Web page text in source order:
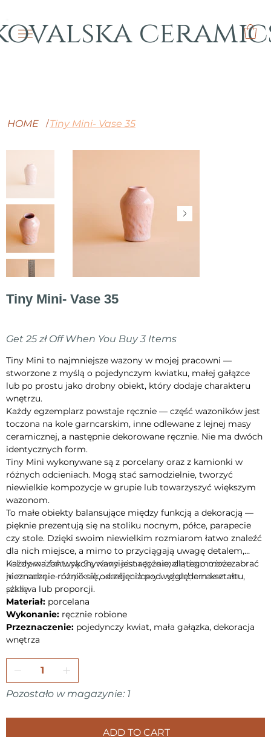
HOME /Tiny Mini- Vase 35
Tiny Mini- Vase 35
Get 25 zł Off When You Buy 3 Items
Tiny Mini to najmniejsze wazony w mojej pracowni —
stworzone z myślą o pojedynczym kwiatku, małej gałązce
lub po prostu jako drobny obiekt, który dodaje charakteru
wnętrzu.
Każdy egzemplarz powstaje ręcznie — część wazoników jest
toczona na kole garncarskim, inne odlewane z lejnej masy
ceramicznej, a następnie dekorowane ręcznie. Nie ma dwóch
identycznych form.
Tiny Mini wykonywane są z porcelany oraz z kamionki w
różnych odcieniach. Mogą stać samodzielnie, tworzyć
niewielkie kompozycje w grupie lub towarzyszyć większym
wazonom.
To małe obiekty balansujące między funkcją a dekoracją —
pięknie prezentują się na stoliku nocnym, półce, parapecie
czy stole. Dzięki swoim niewielkim rozmiarom łatwo znaleźć
dla nich miejsce, a mimo to przyciągają uwagę detalem,
kolorem i fakturą. Są również na tyle małe, że można zabrać
je ze sobą — na piknik, weekendowy wyjazd, a nawet na
plażę.
Każdy wazon wykonywany jest ręcznie, dlatego może
nieznacznie różnić się od zdjęcia pod względem kształtu,
szkliwa lub proporcji.
Materiał: porcelana
Wykonanie: ręcznie robione
Przeznaczenie: pojedynczy kwiat, mała gałązka, dekoracja
wnętrza
Pozostało w magazynie: 1
ADD TO CART